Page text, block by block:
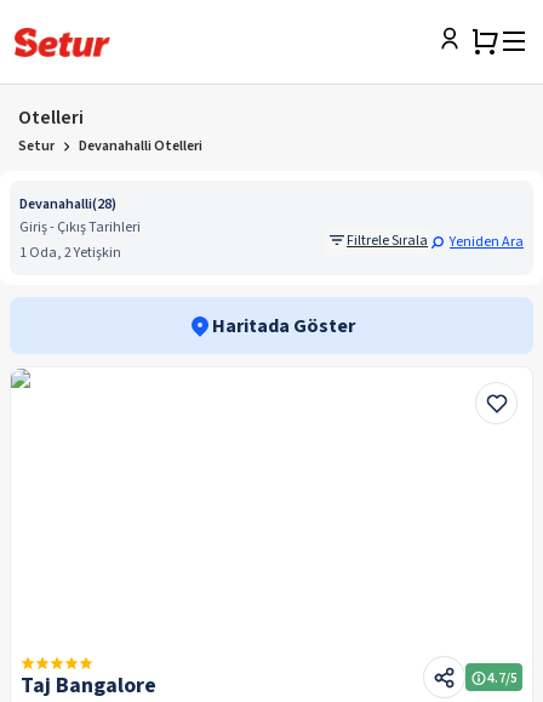
Otelleri
Setur Devanahalli Otelleri
Devanahalli(28)
Giriş - Çıkış Tarihleri
1 Oda, 2 Yetişkin
Filtrele Sırala Yeniden Ara
Haritada Göster
Taj Bangalore 4.7/5